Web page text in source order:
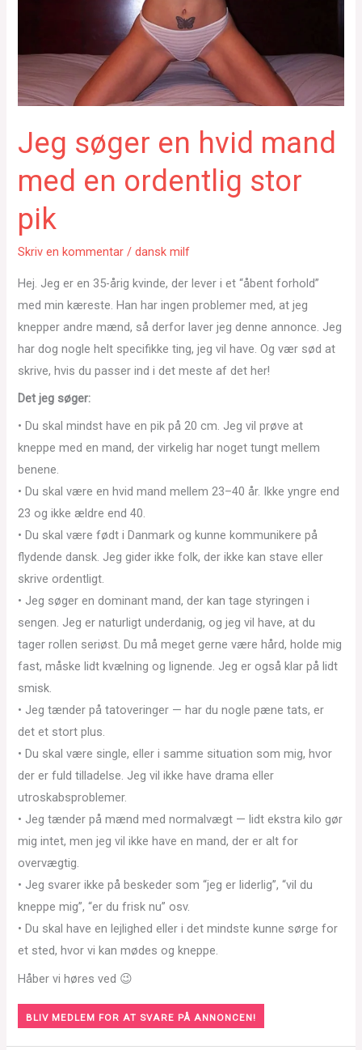
Jeg søger en hvid mand
med en ordentlig stor
pik
Skriv en kommentar /dansk milf
Hej. Jeg er en 35-årig kvinde, der lever i et “åbent forhold”
med min kæreste. Han har ingen problemer med, at jeg
knepper andre mænd, så derfor laver jeg denne annonce. Jeg
har dog nogle helt specifikke ting, jeg vil have. Og vær sød at
skrive, hvis du passer ind i det meste af det her!
Det jeg søger:
• Du skal mindst have en pik på 20 cm. Jeg vil prøve at
kneppe med en mand, der virkelig har noget tungt mellem
benene.
• Du skal være en hvid mand mellem 23–40 år. Ikke yngre end
23 og ikke ældre end 40.
• Du skal være født i Danmark og kunne kommunikere på
flydende dansk. Jeg gider ikke folk, der ikke kan stave eller
skrive ordentligt.
• Jeg søger en dominant mand, der kan tage styringen i
sengen. Jeg er naturligt underdanig, og jeg vil have, at du
tager rollen seriøst. Du må meget gerne være hård, holde mig
fast, måske lidt kvælning og lignende. Jeg er også klar på lidt
smisk.
• Jeg tænder på tatoveringer — har du nogle pæne tats, er
det et stort plus.
• Du skal være single, eller i samme situation som mig, hvor
der er fuld tilladelse. Jeg vil ikke have drama eller
utroskabsproblemer.
• Jeg tænder på mænd med normalvægt — lidt ekstra kilo gør
mig intet, men jeg vil ikke have en mand, der er alt for
overvægtig.
• Jeg svarer ikke på beskeder som “jeg er liderlig”, “vil du
kneppe mig”, “er du frisk nu” osv.
• Du skal have en lejlighed eller i det mindste kunne sørge for
et sted, hvor vi kan mødes og kneppe.
Håber vi høres ved 😉
BLIV MEDLEM FOR AT SVARE PÅ ANNONCEN!